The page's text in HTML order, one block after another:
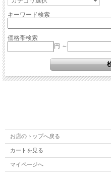
キーワード検索
価格帯検索
円 ～
お店のトップへ戻る
カートを見る
マイページへ